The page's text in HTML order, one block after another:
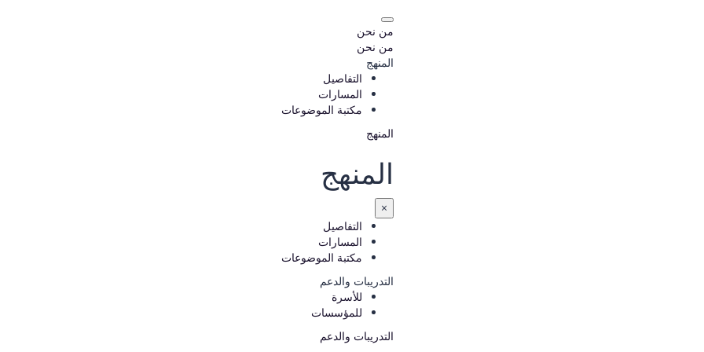
من نحن
من نحن
المنهج
التفاصيل
المسارات
مكتبة الموضوعات
المنهج
المنهج
×
التفاصيل
المسارات
مكتبة الموضوعات
التدريبات والدعم
للأسرة
للمؤسسات
التدريبات والدعم